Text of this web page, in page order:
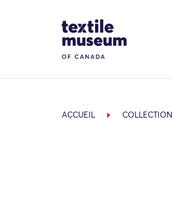
Site Logo
ACCUEIL COLLECTION